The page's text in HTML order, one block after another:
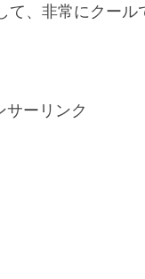
、非常にクー
サーリンク